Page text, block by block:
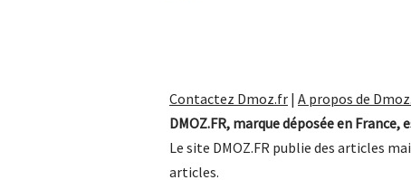
Contactez Dmoz.fr | A propos de
DMOZ.FR, marque déposée en
Le site DMOZ.FR publie des articles
articles.